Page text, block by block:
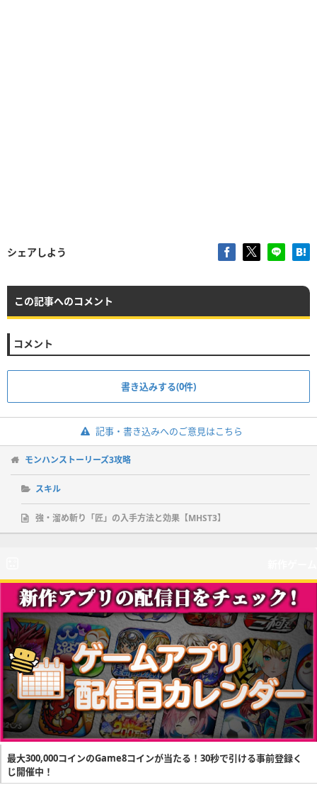
シェアしよう
この記事へのコメント
コメント
書き込みする(0件)
記事・書き込みへのご意見はこちら
モンハンストーリーズ3攻略
スキル
強・溜め斬り「匠」の入手方法と効果【MHST3】
最大300,000コインのGame8コインが当たる！30秒で引ける事前登録く
じ開催中！